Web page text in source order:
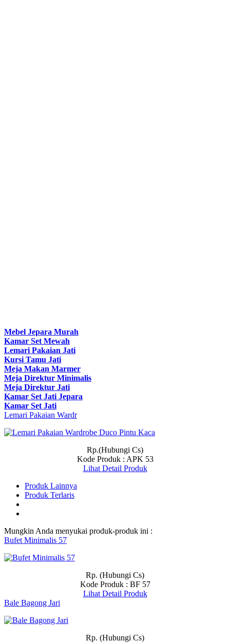
Mebel Jepara Murah
Kamar Set Mewah
Lemari Pakaian Jati
Kursi Tamu Jati
Meja Makan Marmer
Meja Direktur Minimalis
Meja Direktur Jati
Kamar Set Jati Jepara
Kamar Set Jati
Lemari Pakaian Wardr
Rp.(Hubungi Cs)
Kode Produk : APK 53
Lihat Detail Produk
Produk Lainnya
Produk Terlaris
Mungkin Anda menyukai produk-produk ini :
Bufet Minimalis 57
Rp. (Hubungi Cs)
Kode Produk : BF 57
Lihat Detail Produk
Bale Bagong Jari
Rp. (Hubungi Cs)